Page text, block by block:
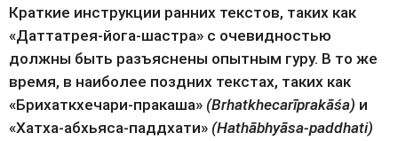
Краткие инструкции ранних текстов, таких как
«Даттатрея-йога-шастра» с очевидностью
должны быть разъяснены опытным гуру. В то же
время, в наиболее поздних текстах, таких как
«Брихаткхечари-пракаша» (Brhatkhecarīprakāśa) и
«Хатха-абхьяса-паддхати» (Hathābhyāsa-paddhati)